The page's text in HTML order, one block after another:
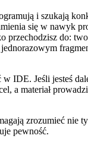
i szukają
się w nawyk
do:
w IDE. Jeśli jesteś
a materiał
zrozumieć nie
pewność.